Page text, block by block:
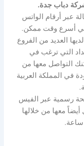
دباب جدة.
عبر أرقام الواتس
أسرع وقت ممكن.
العديد من الفروع
التي ترغب في
التواصل معها من
في المملكة العربية
رسمية عبر الفيس
أيضاً معها من خلالها